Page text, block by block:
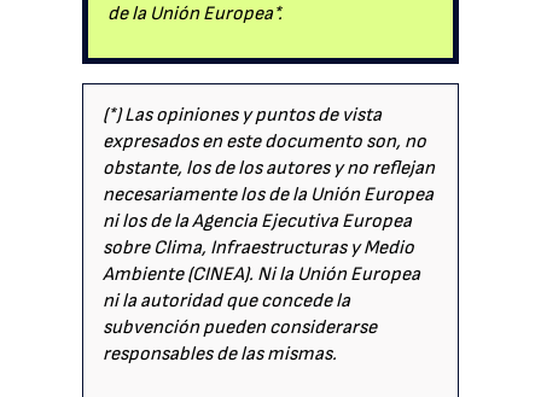
de la Unión Europea*.
(*) Las opiniones y puntos de vista
expresados en este documento son, no
obstante, los de los autores y no reflejan
necesariamente los de la Unión Europea
ni los de la Agencia Ejecutiva Europea
sobre Clima, Infraestructuras y Medio
Ambiente (CINEA). Ni la Unión Europea
ni la autoridad que concede la
subvención pueden considerarse
responsables de las mismas.